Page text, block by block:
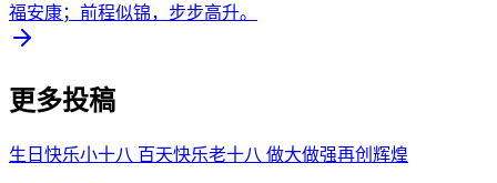
福安康；前程似锦，步步高升。
更多投稿
生日快乐小十八 百天快乐老十八 做大做强再创辉煌